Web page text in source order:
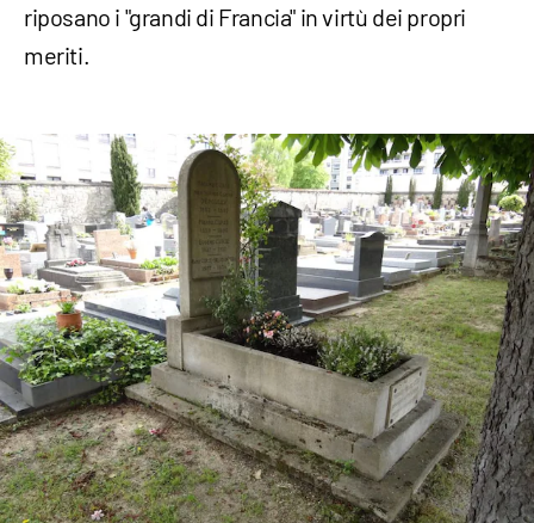
riposano i "grandi di Francia" in virtù dei propri
meriti.